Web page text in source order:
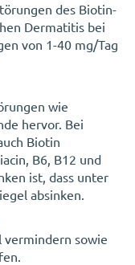
des Biotin-
Dermatitis bei
von 1-40 mg/Tag
wie
hervor. Bei
Biotin
B6, B12 und
ist, dass unter
absinken.
vermindern sowie